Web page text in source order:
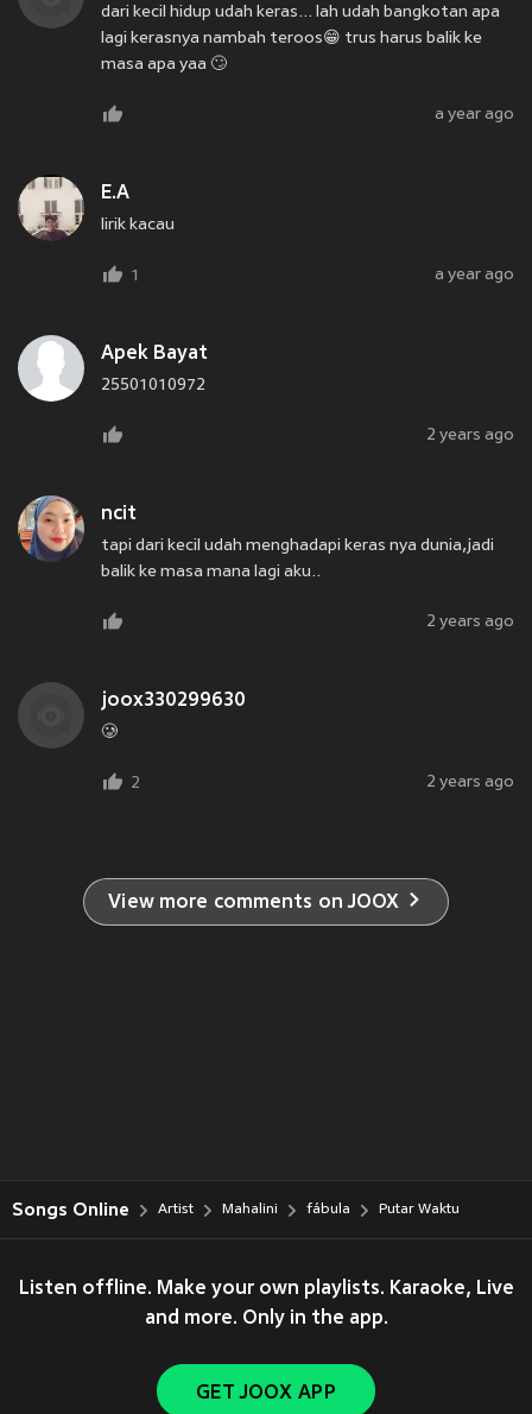
dari kecil hidup udah keras... lah udah bangkotan apa
lagi kerasnya nambah teroos😁 trus harus balik ke
masa apa yaa 🙄
a year ago
E.A
lirik kacau
1 a year ago
Apek Bayat
25501010972
2 years ago
ncit
tapi dari kecil udah menghadapi keras nya dunia,jadi
balik ke masa mana lagi aku..
2 years ago
joox330299630
🥲
2 2 years ago
View more comments on JOOX
Songs Online Artist Mahalini fábula Putar Waktu
Listen offline. Make your own playlists. Karaoke, Live
and more. Only in the app.
GET JOOX APP